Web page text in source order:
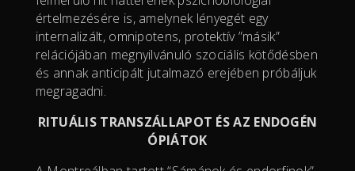
értelmezésére is, amelynek lényegét egy
internalizált, omnipotens, protektív ”másik”
relációjában megnyilvánuló szociális kötődésben
és annak anticipált jutalmazó erejében próbáljuk
megragadni.
RITUÁLIS TRANSZÁLLAPOT ÉS AZ ENDOGÉN
ÓPIÁTOK